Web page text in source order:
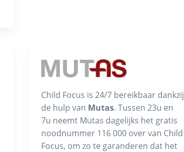
Child Focus is 24/7 bereikbaar dankzij
de hulp van Mutas. Tussen 23u en
7u neemt Mutas dagelijks het gratis
noodnummer 116 000 over van Child
Focus, om zo te garanderen dat het